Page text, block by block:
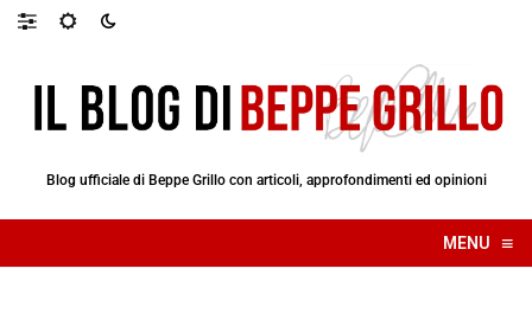
Blog ufficiale di Beppe Grillo con articoli, approfondimenti ed opinioni
MENU ≡
☰